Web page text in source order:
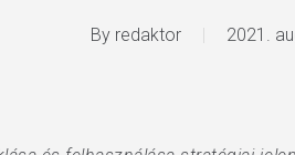
By redaktor 2021.